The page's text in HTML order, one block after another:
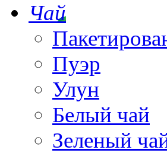
Чай
Пуэр
Улун
Белый чай
Зеленый